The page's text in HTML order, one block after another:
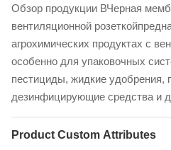
Обзор продукции ВЧерная
вентиляционной
агрохимических продуктах с
особенно для упаковочных
пестициды, жидкие удобрения,
дезинфицирующие средства и
Product Custom Attributes